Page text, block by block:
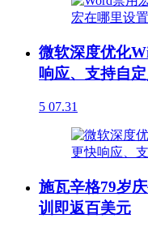
微软深度优化
响应、支持自
5 07.31
施瓦辛格79岁
训即返百美元